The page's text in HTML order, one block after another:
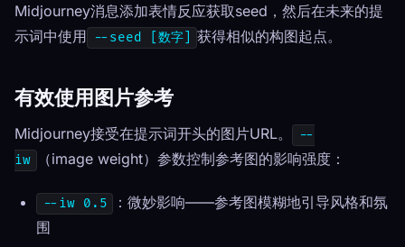
Midjourney消息添加表情反应获取seed，然后在未来的提
示词中使用
--seed [数字] 获得相似的构图起点。
有效使用图片参考
Midjourney接受在提示词开头的图片URL。
--
iw
（image weight）参数控制参考图的影响强度：
--iw 0.5
：微妙影响——参考图模糊地引导风格和氛
围